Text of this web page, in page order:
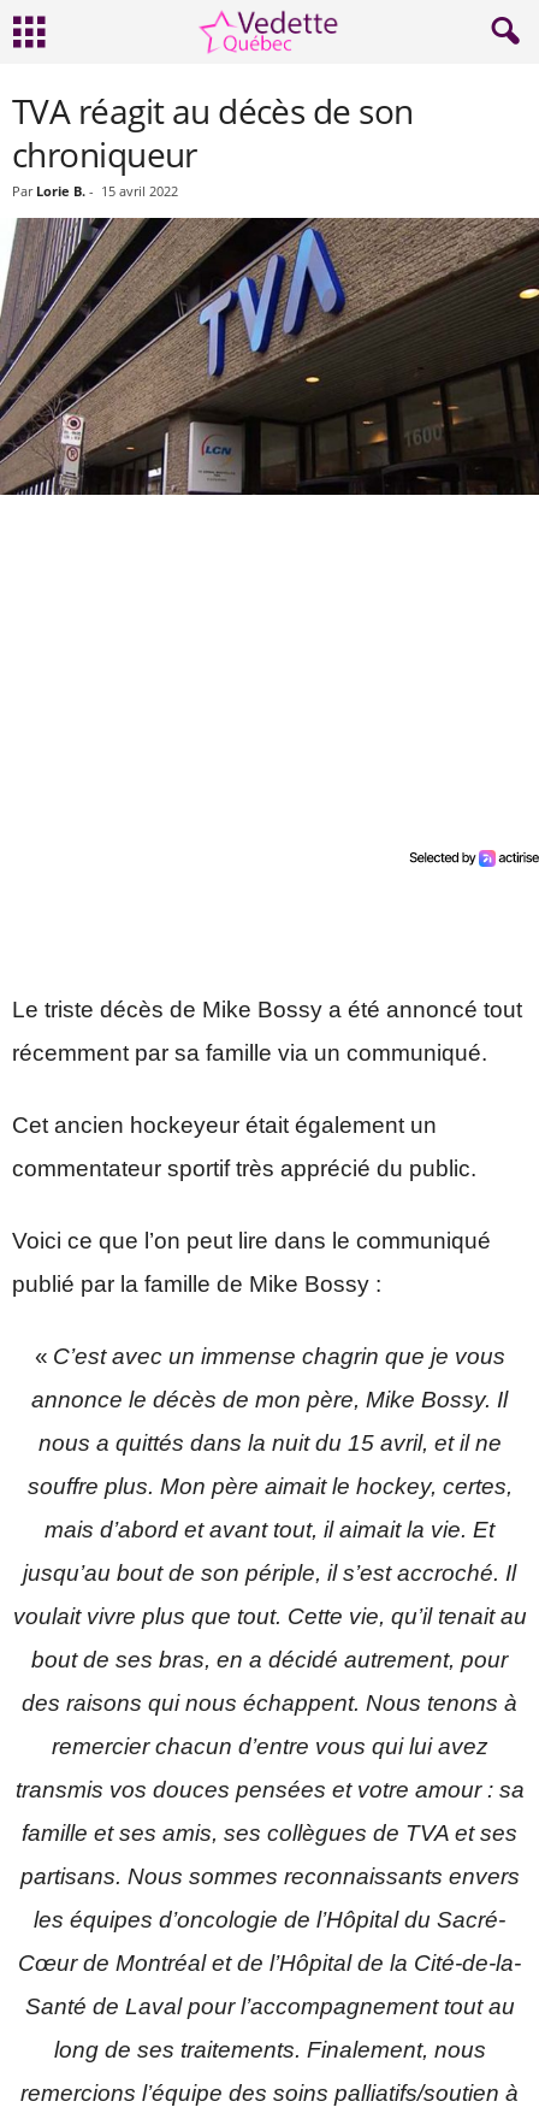
TVA réagit au décès de son
chroniqueur
Par Lorie B. - 15 avril 2022
Le triste décès de Mike Bossy a été annoncé tout
récemment par sa famille via un communiqué.
Cet ancien hockeyeur était également un
commentateur sportif très apprécié du public.
Voici ce que l’on peut lire dans le communiqué
publié par la famille de Mike Bossy :
« C’est avec un immense chagrin que je vous
annonce le décès de mon père, Mike Bossy. Il
nous a quittés dans la nuit du 15 avril, et il ne
souffre plus. Mon père aimait le hockey, certes,
mais d’abord et avant tout, il aimait la vie. Et
jusqu’au bout de son périple, il s’est accroché. Il
voulait vivre plus que tout. Cette vie, qu’il tenait au
bout de ses bras, en a décidé autrement, pour
des raisons qui nous échappent. Nous tenons à
remercier chacun d’entre vous qui lui avez
transmis vos douces pensées et votre amour : sa
famille et ses amis, ses collègues de TVA et ses
partisans. Nous sommes reconnaissants envers
les équipes d’oncologie de l’Hôpital du Sacré-
Cœur de Montréal et de l’Hôpital de la Cité-de-la-
Santé de Laval pour l’accompagnement tout au
long de ses traitements. Finalement, nous
remercions l’équipe des soins palliatifs/soutien à